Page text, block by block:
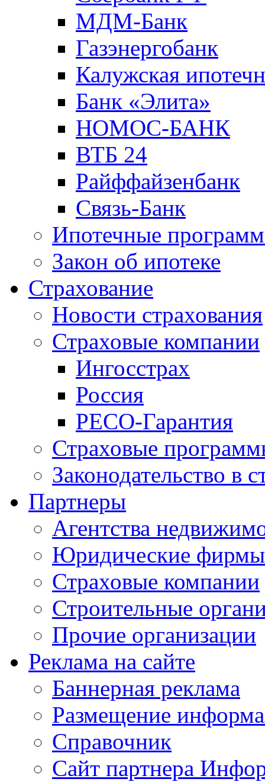
МДМ-Банк
Газэнергобанк
Калужская
Банк «Элита»
НОМОС-БАНК
ВТБ 24
Райффайзенбанк
Связь-Банк
Ипотечные
Закон об ипотеке
Страхование
Новости страхования
Страховые компании
Ингосстрах
Россия
РЕСО-Гарантия
Страховые
Законодательство в
Партнеры
Агентства
Юридические фирмы
Страховые компании
Строительные
Прочие организации
Реклама на сайте
Баннерная реклама
Размещение
Справочник
Сайт партнера